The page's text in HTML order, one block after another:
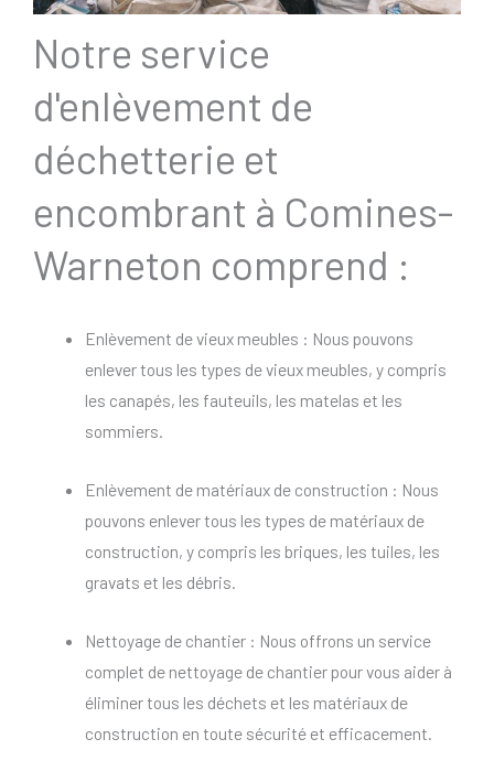
Notre service
d'enlèvement de
déchetterie et
encombrant à Comines-
Warneton comprend :
Enlèvement de vieux meubles : Nous pouvons
enlever tous les types de vieux meubles, y compris
les canapés, les fauteuils, les matelas et les
sommiers.
Enlèvement de matériaux de construction : Nous
pouvons enlever tous les types de matériaux de
construction, y compris les briques, les tuiles, les
gravats et les débris.
Nettoyage de chantier : Nous offrons un service
complet de nettoyage de chantier pour vous aider à
éliminer tous les déchets et les matériaux de
construction en toute sécurité et efficacement.